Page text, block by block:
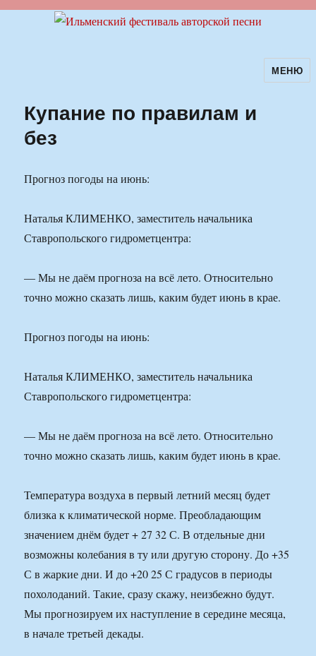
Ильменский фестиваль авторскойМЕНЮ
Купание по правилам и
без
Прогноз погоды на июнь:
Наталья КЛИМЕНКО, заместитель начальника
Ставропольского гидрометцентра:
— Мы не даём прогноза на всё лето. Относительно
точно можно сказать лишь, каким будет июнь в крае.
Прогноз погоды на июнь:
Наталья КЛИМЕНКО, заместитель начальника
Ставропольского гидрометцентра:
— Мы не даём прогноза на всё лето. Относительно
точно можно сказать лишь, каким будет июнь в крае.
Температура воздуха в первый летний месяц будет
близка к климатической норме. Преобладающим
значением днём будет + 27 32 С. В отдельные дни
возможны колебания в ту или другую сторону. До +35
С в жаркие дни. И до +20 25 С градусов в периоды
похолоданий. Такие, сразу скажу, неизбежно будут.
Мы прогнозируем их наступление в середине месяца,
в начале третьей декады.